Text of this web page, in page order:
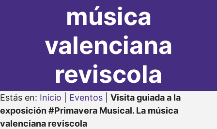
música
valenciana
reviscola
Estás en: Inicio Eventos
Visita guiada a la
exposición #Primavera Musical. La música
valenciana reviscola